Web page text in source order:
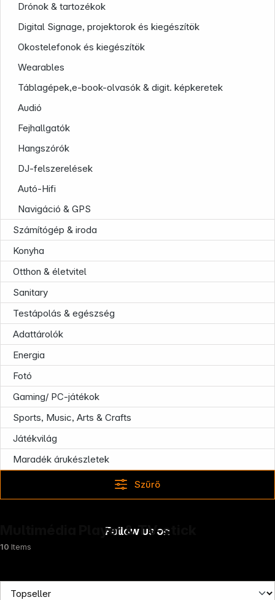
Drónok & tartozékok
Digital Signage, projektorok és kiegészítök
Okostelefonok és kiegészítök
Wearables
Táblagépek,e-book-olvasók & digit. képkeretek
Audió
Fejhallgatók
Hangszórók
DJ-felszerelések
Autó-Hifi
Navigáció & GPS
Számítógép & iroda
Konyha
Otthon & életvitel
Sanitary
Testápolás & egészség
Adattárolók
Energia
Fotó
Gaming/ PC-játékok
Sports, Music, Arts & Crafts
Játékvilág
Maradék árukészletek
Szűrő
Multimédia Player & TV-stick
10 Items
Infoterminal
News
Follow us on